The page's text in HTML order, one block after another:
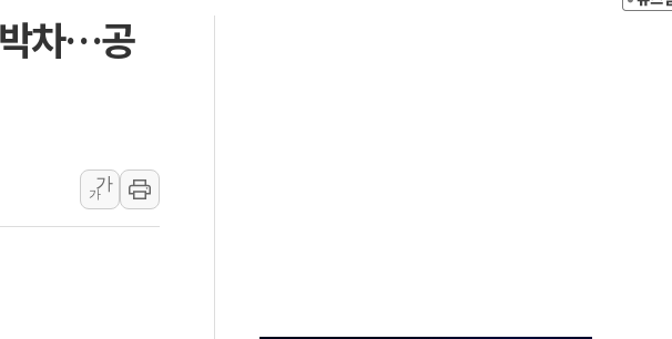
김민석, 강원·대구·경북 경선서 정청래에 승리…金 48.54% vs 鄭 44.40%
[속보] 민주, 강원·대구·경북 경선 결과...김민석 48.54% 정청래 44.40%
정재헌 CEO, SKT 장기고객 400명 맞이…"마음 잇는 시간 되길"
원, 노소영에 9440억 지급 확정되나…재상고 앞두고 막판 셈법
차…공
가
가